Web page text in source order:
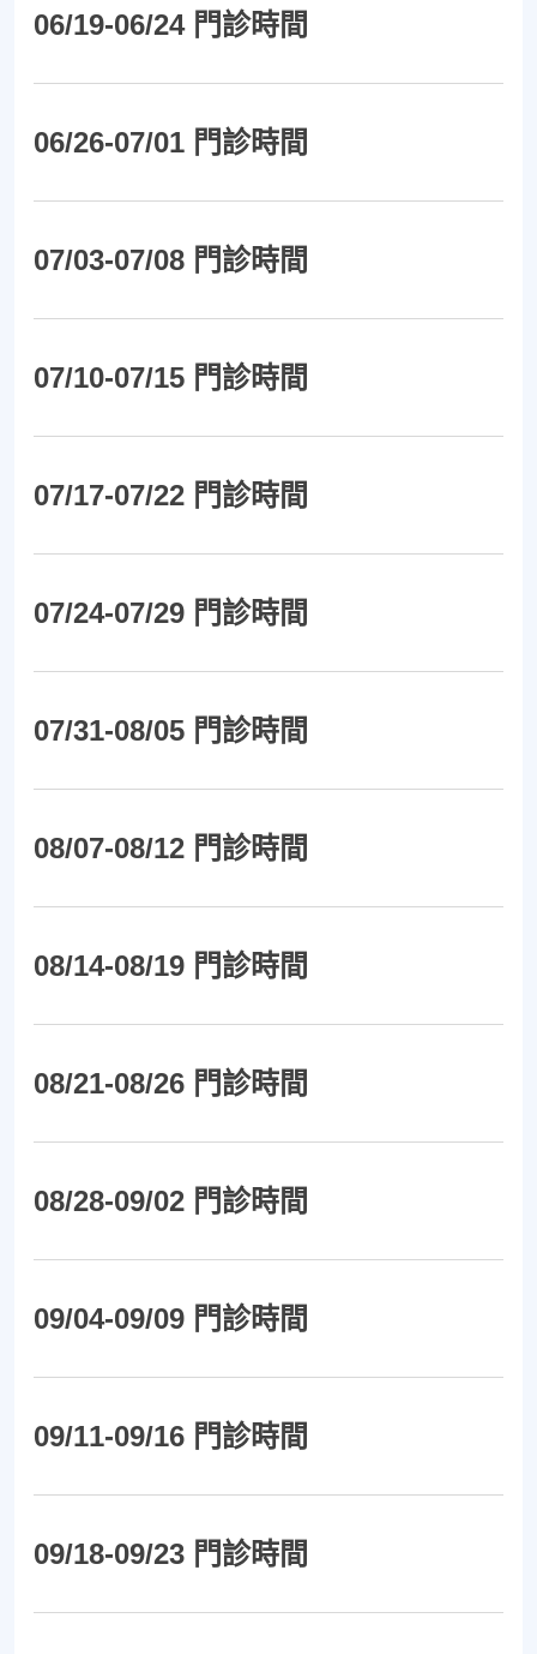
06/19-06/24 門診時間
06/26-07/01 門診時間
07/03-07/08 門診時間
07/10-07/15 門診時間
07/17-07/22 門診時間
07/24-07/29 門診時間
07/31-08/05 門診時間
08/07-08/12 門診時間
08/14-08/19 門診時間
08/21-08/26 門診時間
08/28-09/02 門診時間
09/04-09/09 門診時間
09/11-09/16 門診時間
09/18-09/23 門診時間